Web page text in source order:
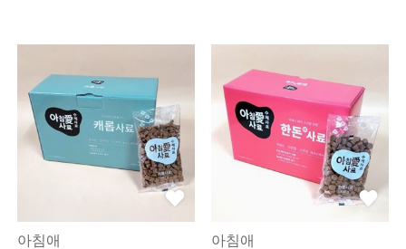
아침애 아침애